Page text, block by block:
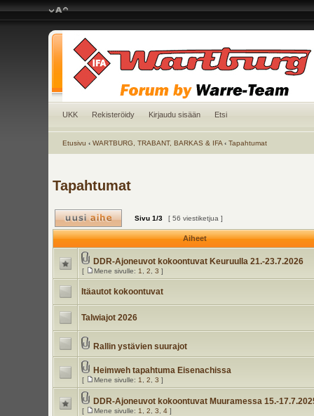
UKK Rekisteröidy Kirjaudu sisään Etsi
Etusivu ‹ WARTBURG, TRABANT, BARKAS & IFA ‹ Tapahtumat
Tapahtumat
Sivu 1/3 [ 56 viestiketjua ]
Aiheet
DDR-Ajoneuvot kokoontuvat Keuruulla 21.-23.7.2026
[ Mene sivulle: 1 2 3 ]
Itäautot kokoontuvat
Talwiajot 2026
Rallin ystävien suurajot
Heimweh tapahtuma Eisenachissa
[ Mene sivulle: 1 2 3 ]
DDR-Ajoneuvot kokoontuvat Muuramessa 15.-
[ Mene sivulle: 1 2 3 4]